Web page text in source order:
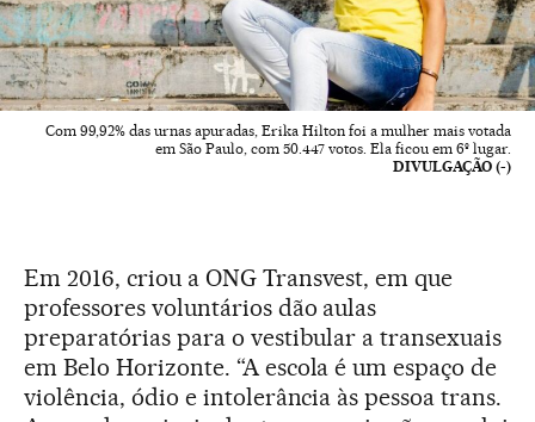
Com 99,92% das urnas apuradas, Erika Hilton foi a mulher mais votada
em São Paulo, com 50.447 votos. Ela ficou em 6º lugar.
DIVULGAÇÃO (-)
Em 2016, criou a ONG Transvest, em que
professores voluntários dão aulas
preparatórias para o vestibular a transexuais
em Belo Horizonte. “A escola é um espaço de
violência, ódio e intolerância às pessoa trans.